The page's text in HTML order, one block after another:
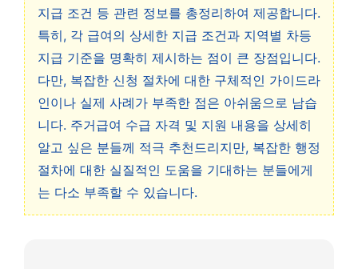
지급 조건 등 관련 정보를 총정리하여 제공합니다.
특히, 각 급여의 상세한 지급 조건과 지역별 차등
지급 기준을 명확히 제시하는 점이 큰 장점입니다.
다만, 복잡한 신청 절차에 대한 구체적인 가이드라
인이나 실제 사례가 부족한 점은 아쉬움으로 남습
니다. 주거급여 수급 자격 및 지원 내용을 상세히
알고 싶은 분들께 적극 추천드리지만, 복잡한 행정
절차에 대한 실질적인 도움을 기대하는 분들에게
는 다소 부족할 수 있습니다.